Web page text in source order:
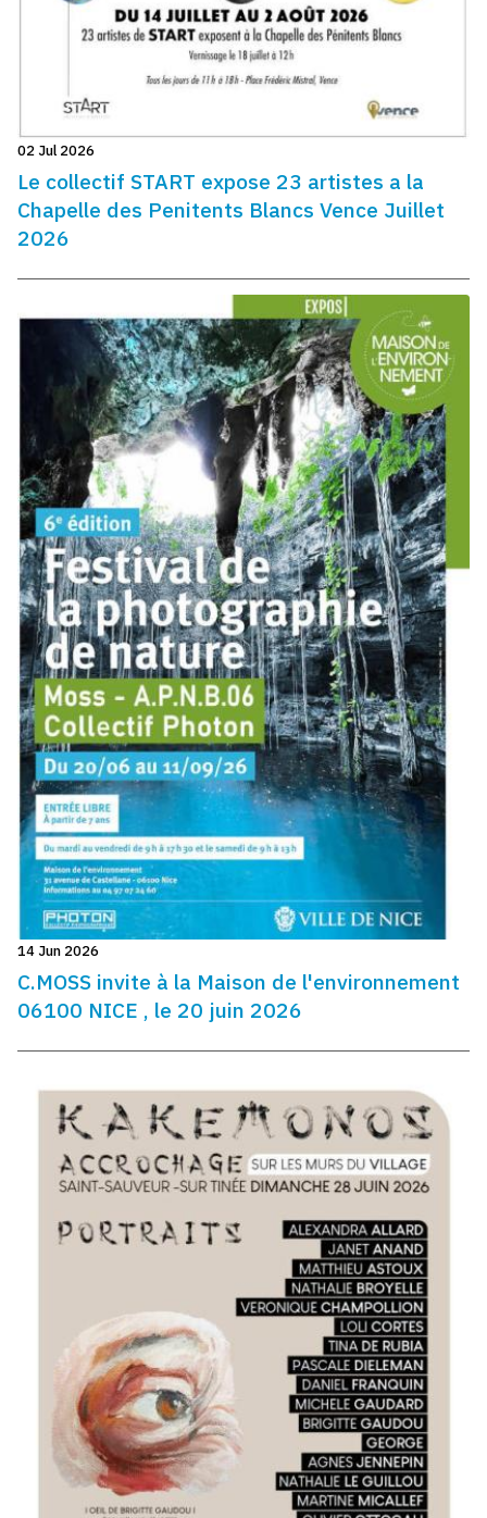
02 Jul 2026
Le collectif START expose 23 artistes a la
Chapelle des Penitents Blancs Vence Juillet
2026
14 Jun 2026
C.MOSS invite à la Maison de l'environnement
06100 NICE , le 20 juin 2026